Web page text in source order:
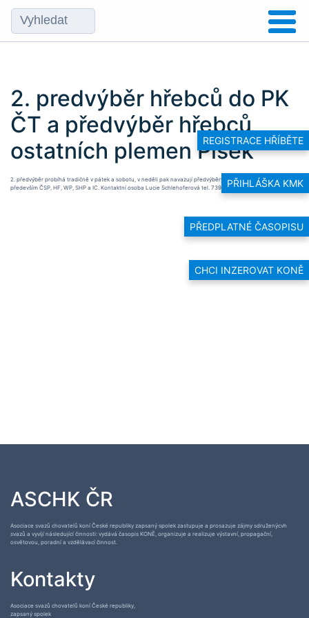
REGISTRACE HŘÍBĚTE
PŘIHLÁŠKA KMK
PŘEDPLATNÉ ČASOPISU
CHCI INZEROVAT KONĚ
2. predvýběr hřebců do PK
ČT a předvýběr hřebců
ostatních plemen Písek
2. předvýběr probíhá tradičně v pátek a sobotu, v neděli pak navazují předvýběry hřebců ostatních plemen,
především ČSP, HF, WP, SHP a IC. Kontaktní osoba Lucie Schlehoferová tel. 739443228.
ASCHK ČR
Asociace svazů chovatelů koní České republiky zapsaný spolek zastupuje a prosazuje zájmy sdruženýcvh
svazů a vyvíjí následující činnosti: vydává časopis KONĚ, organizuje a realizuje výstavní, propagační,
osvětovou, poradní a vzdělávací činnost.
Kontakty
Asociace svazů chovatelů koní České republiky,
zapsaný spolek